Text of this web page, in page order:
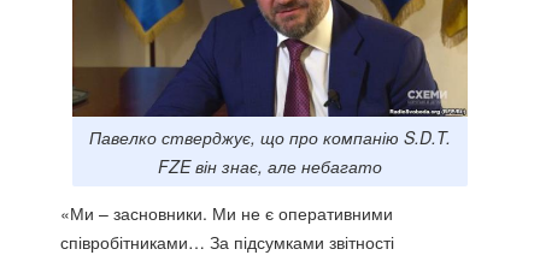
Павелко стверджує, що про компанію S.D.T.
FZE він знає, але небагато
«Ми – засновники. Ми не є оперативними
співробітниками… За підсумками звітності